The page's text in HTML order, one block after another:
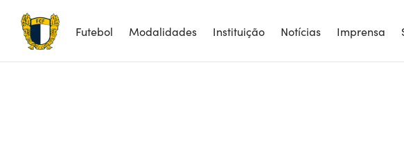
Futebol Modalidades Instituição Notícias Imprensa